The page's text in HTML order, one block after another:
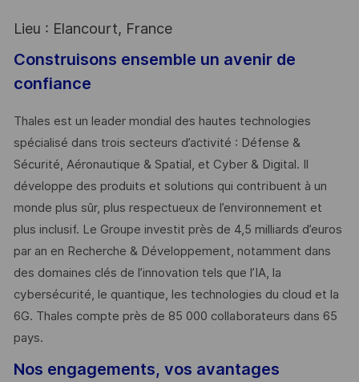
Lieu : Elancourt, France
Construisons ensemble un avenir de
confiance
Thales est un leader mondial des hautes technologies
spécialisé dans trois secteurs d’activité : Défense &
Sécurité, Aéronautique & Spatial, et Cyber & Digital. Il
développe des produits et solutions qui contribuent à un
monde plus sûr, plus respectueux de l’environnement et
plus inclusif. Le Groupe investit près de 4,5 milliards d’euros
par an en Recherche & Développement, notamment dans
des domaines clés de l’innovation tels que l’IA, la
cybersécurité, le quantique, les technologies du cloud et la
6G. Thales compte près de 85 000 collaborateurs dans 65
pays. ​
Nos engagements, vos avantages